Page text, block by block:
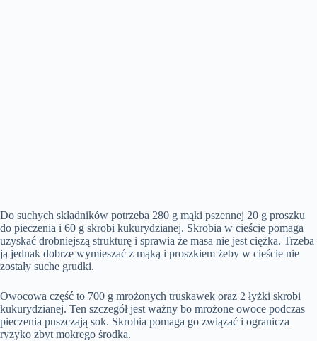
Do suchych składników potrzeba 280 g mąki pszennej 20 g proszku
do pieczenia i 60 g skrobi kukurydzianej. Skrobia w cieście pomaga
uzyskać drobniejszą strukturę i sprawia że masa nie jest ciężka. Trzeba
ją jednak dobrze wymieszać z mąką i proszkiem żeby w cieście nie
zostały suche grudki.
Owocowa część to 700 g mrożonych truskawek oraz 2 łyżki skrobi
kukurydzianej. Ten szczegół jest ważny bo mrożone owoce podczas
pieczenia puszczają sok. Skrobia pomaga go związać i ogranicza
ryzyko zbyt mokrego środka.